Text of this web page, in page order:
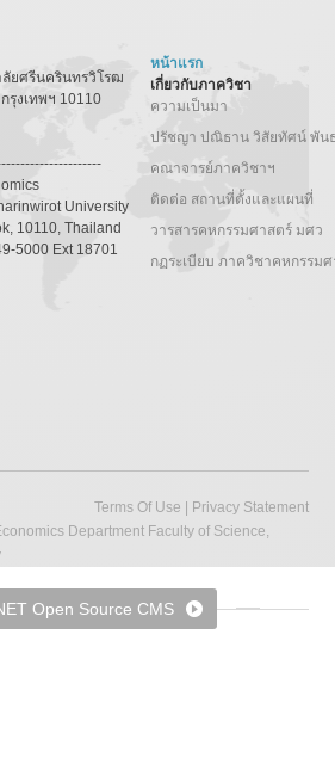
ยศรีนครินทรวิโรฒ
รุงเทพฯ 10110
University
10110, Thailand
5000 Ext 18701
หน้าแรก
เกี่ยวกับภาควิชา
ความเป็นมา
ปรัชญา ปณิธาน วิสัยทัศน์ พัน
คณาจารย์ภาควิชาฯ
ติดต่อ สถานที่ตั้งและแผนที่
วารสารคหกรรมศาสตร์ มศว
กฏระเบียบ ภาควิชาคหกรรม
Terms Of Use
Privacy Statement
Department Faculty of Science,
Open Source CMS